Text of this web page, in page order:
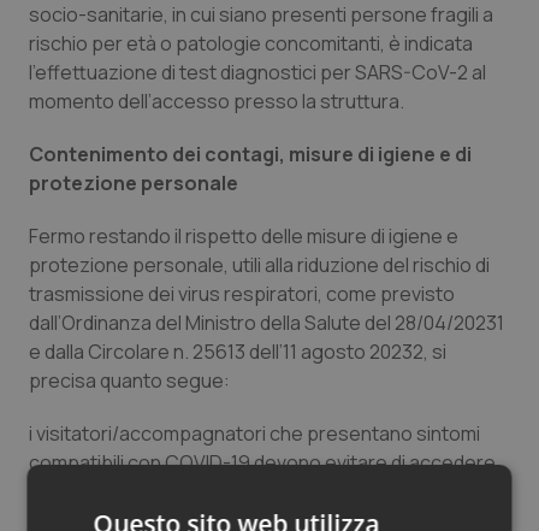
Salute orale & impianti
Sangue & coagulazione
Tiroide
Tumore ovarico
Tumori del Polmone & Testa Collo
Tumori gastrointestinali
Ulcera & Reflusso
Vaccini
socio-sanitarie, in cui siano presenti persone fragili a
rischio per età o patologie concomitanti, è indicata
l’effettuazione di test diagnostici per SARS-CoV-2 al
momento dell’accesso presso la struttura.
Contenimento dei contagi, misure di igiene e di
protezione personale
Fermo restando il rispetto delle misure di igiene e
protezione personale, utili alla riduzione del rischio di
trasmissione dei virus respiratori, come previsto
dall’Ordinanza del Ministro della Salute del 28/04/20231
e dalla Circolare n. 25613 dell’11 agosto 20232, si
precisa quanto segue:
i visitatori/accompagnatori che presentano sintomi
compatibili con COVID-19 devono evitare di accedere
Questo sito web utilizza